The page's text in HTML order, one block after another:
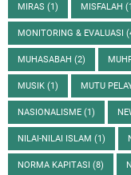
MIRAS (1) MISFALAH
MONITORING & EVALUASI
MUHASABAH (2)
MUSIK (1) MUTU
NASIONALISME (1)
NILAI-NILAI ISLAM (1)
NORMA KAPITASI (8)